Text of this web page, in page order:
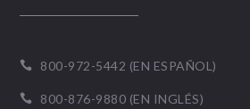
 800-972-5442 (EN ESPAÑOL)
 800-876-9880 (EN INGLÉS)